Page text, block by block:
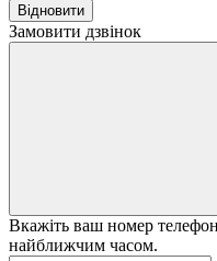
Відновити
Замовити дзвінок
Вкажіть ваш номер
найближчим часом.